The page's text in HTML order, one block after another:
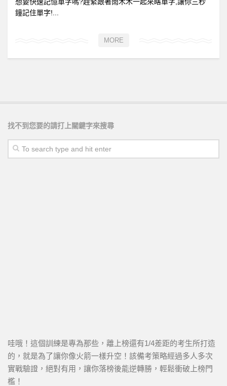
鐘記住單字!...
MORE
找不到您要的請打上關鍵字來搜尋
哇哦！這個訓練是專為那些，離上榜還有1/4差距的考生所打造
的，就是為了讓你像火箭一樣升空！該備考策略經過多人多次
實戰驗證，絕對有用，讓你落榜後能逆轉勝，輕鬆衝破上榜門
檻！